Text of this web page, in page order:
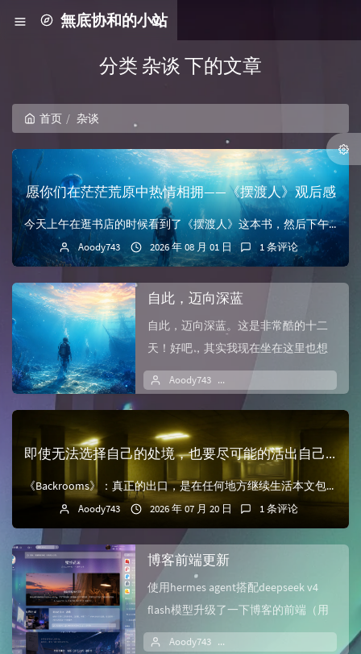
無底协和的小站
分类 杂谈 下的文章
首页 杂谈
愿你们在茫茫荒原中热情相拥——《摆渡人》观后感
今天上午在逛书店的时候看到了《摆渡人》这本书，然后下午在新华书店读了一半。现在在沙滩上又读了几个小时，刚好把这本书给读完。读这本书真的令我万分感动。真的有...
Aoody743 2026 年 08 月 01 日 1 条评论
自此，迈向深蓝
自此，迈向深蓝。这是非常酷的十二
天！好吧，其实我现在坐在这里也想
不出要写什么，但是我认为敲下第一
个字总算...
Aoody743
即使无法选择自己的处境，也要尽可能的活出自己理想中的人生
《Backrooms》：真正的出口，是在任何地方继续生活本文包含严重剧透。本文使用了ChatGPT 5.6 Sol进行辅助编辑看完《Backrooms》之...
Aoody743 2026 年 07 月 20 日 1 条评论
博客前端更新
使用hermes agent搭配deepseek v4
flash模型升级了一下博客的前端（用
了10块钱...
Aoody743 1